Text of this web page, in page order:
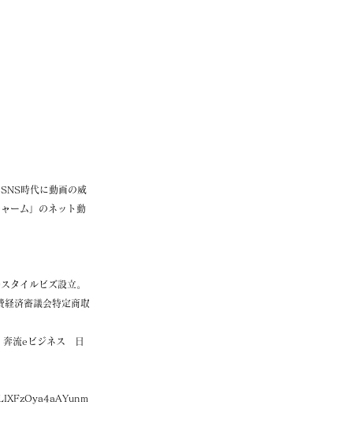
時代に動画の威
ーム」のネット動
タイルビズ設立。
経済審議会特定商取
奔流eビジネス 日